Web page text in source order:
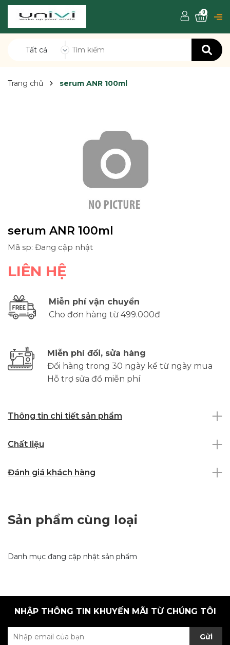
Tất cả
0
Trang chủ serum ANR 100ml
serum ANR 100ml
Mã sp: Đang cập nhật
LIÊN HỆ
Miễn phí vận chuyển
Cho đơn hàng từ 499.000đ
Miễn phí đổi, sửa hàng
Đổi hàng trong 30 ngày kể từ ngày mua
Hỗ trợ sửa đồ miễn phí
Thông tin chi tiết sản phẩm
Chất liệu
Đánh giá khách hàng
Sản phẩm cùng loại
Danh mục đang cập nhật sản phẩm
NHẬP THÔNG TIN KHUYẾN MÃI TỪ CHÚNG TÔI
Gửi